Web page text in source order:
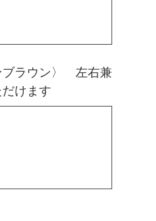
ラウン〉 左右兼
けます